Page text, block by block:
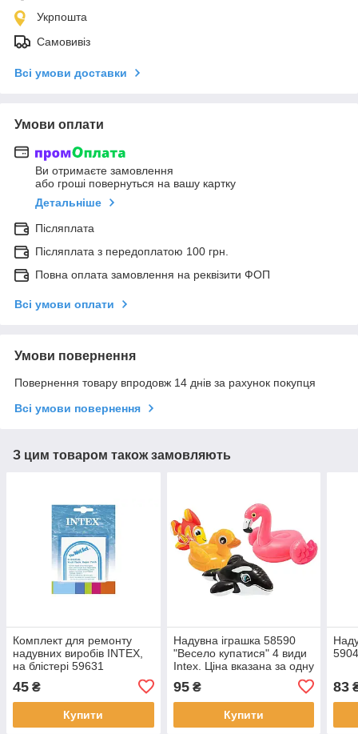
Укрпошта
Самовивіз
Всі умови доставки
Умови оплати
Ви отримаєте замовлення
або гроші повернуться на вашу картку
Детальніше
Післяплата
Післяплата з передоплатою 100 грн.
Повна оплата замовлення на реквізити ФОП
Всі умови оплати
Умови повернення
Повернення товару впродовж 14 днів за рахунок покупця
Всі умови повернення
З цим товаром також замовляють
Комплект для ремонту
надувних виробів INTEX,
на блістері 59631
45 ₴
Купити
Надувна іграшка 58590
"Весело купатися" 4 види
Intex. Ціна вказана за одну
95₴
Купити
83